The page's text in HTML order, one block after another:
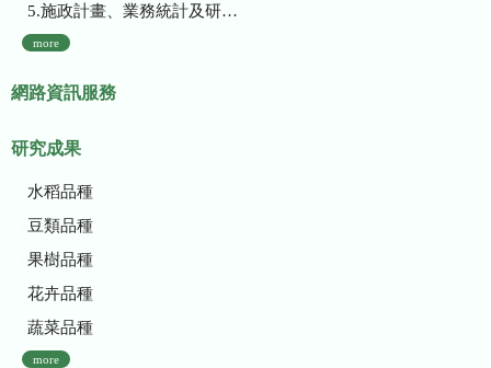
5.施政計畫、業務統計及研究報告
more
網路資訊服務
研究成果
水稻品種
豆類品種
果樹品種
花卉品種
蔬菜品種
more